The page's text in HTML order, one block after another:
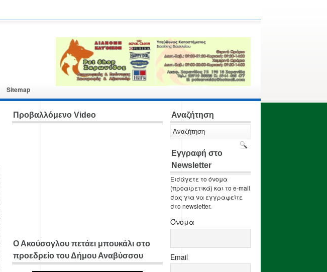
Sitemap
Προβαλλόμενο Video
Ο Ακούσογλου πετάει μπουκάλι στο
προεδρείο του Δήμου Αναβύσσου
Αναζήτηση
Εγγραφή στο
Newsletter
Εισάγετε το όνομα
(προαιρετικά) και το e-mail
σας για να εγγραφείτε
στο newsletter.
Όνομα
Email